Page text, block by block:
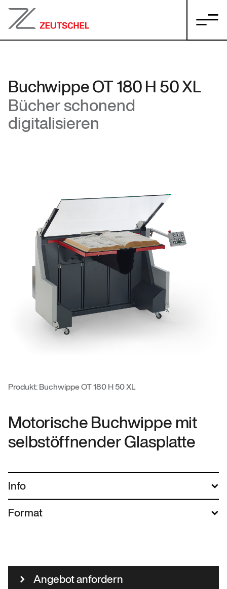
Buchwippe OT 180 H 50 XL
Bücher schonend
digitalisieren
Produkt: Buchwippe OT 180 H 50 XL
Motorische Buchwippe mit
selbstöffnender Glasplatte
Info
Format
Angebot anfordern